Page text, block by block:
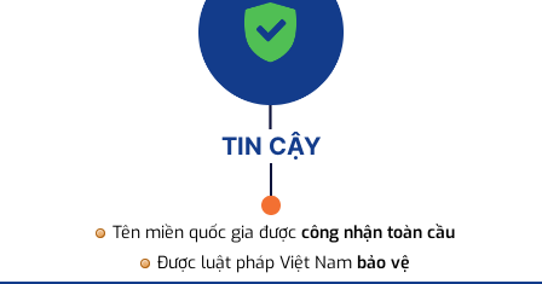
TIN CẬY
Tên miền quốc gia được công nhận toàn cầu
Được luật pháp Việt Nam bảo vệ